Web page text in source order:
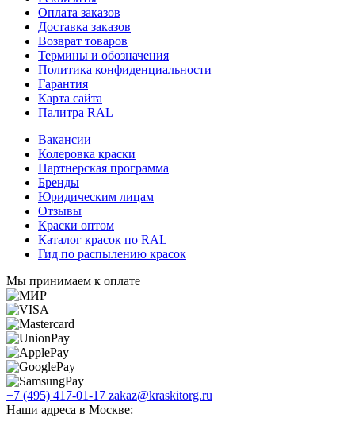
Оплата заказов
Доставка заказов
Возврат товаров
Термины и обозначения
Политика конфиденциальности
Гарантия
Карта сайта
Палитра RAL
Вакансии
Колеровка краски
Партнерская программа
Бренды
Юридическим лицам
Отзывы
Краски оптом
Каталог красок по RAL
Гид по распылению красок
Мы принимаем к оплате
+7 (495) 417-01-17 zakaz@kraskitorg.ru
Наши адреса в Москве: